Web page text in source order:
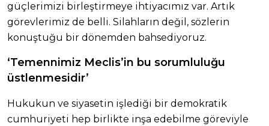
güçlerimizi birleştirmeye ihtiyacımız var. Artık
görevlerimiz de belli. Silahların değil, sözlerin
konuştuğu bir dönemden bahsediyoruz.
‘Temennimiz Meclis’in bu sorumluluğu
üstlenmesidir’
Hukukun ve siyasetin işlediği bir demokratik
cumhuriyeti hep birlikte inşa edebilme göreviyle